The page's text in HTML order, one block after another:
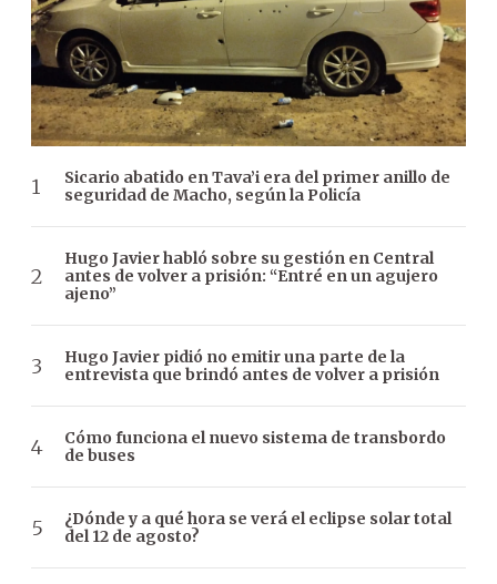
Sicario abatido en Tava’i era del primer anillo de
seguridad de Macho, según la Policía
Hugo Javier habló sobre su gestión en Central
antes de volver a prisión: “Entré en un agujero
ajeno”
Hugo Javier pidió no emitir una parte de la
entrevista que brindó antes de volver a prisión
Cómo funciona el nuevo sistema de transbordo
de buses
¿Dónde y a qué hora se verá el eclipse solar total
del 12 de agosto?